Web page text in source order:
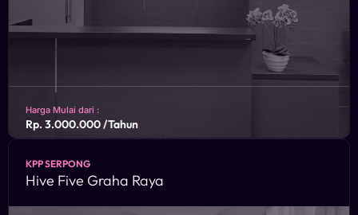
Harga Mulai dari :
Rp. 3.000.000 /Tahun
Podomoro City Deli, lantai 11, Suite 03, Jl. Putri Hijau No. 1
OPQ, Medan Barat, Medan, Sumatera Utara. 20231
KPP SERPONG
Hive Five Graha Raya